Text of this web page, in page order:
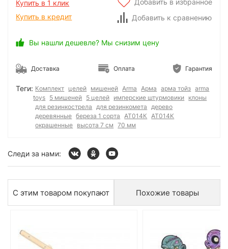
Купить в 1 клик
Купить в кредит
Добавить в избранное
Добавить к сравнению
Вы нашли дешевле? Мы снизим цену
Доставка Оплата Гарантия
Теги: Комплект целей мишеней Arma Арма арма тойз arma
toys 5 мишеней 5 целей имперские штурмовики клоны
для резинкострела
для резинкомета
дерево
деревянные береза 1 сорта АТ014К
AT014K
окрашенные высота 7 см 70 мм
Следи за нами:
С этим товаром покупают Похожие товары